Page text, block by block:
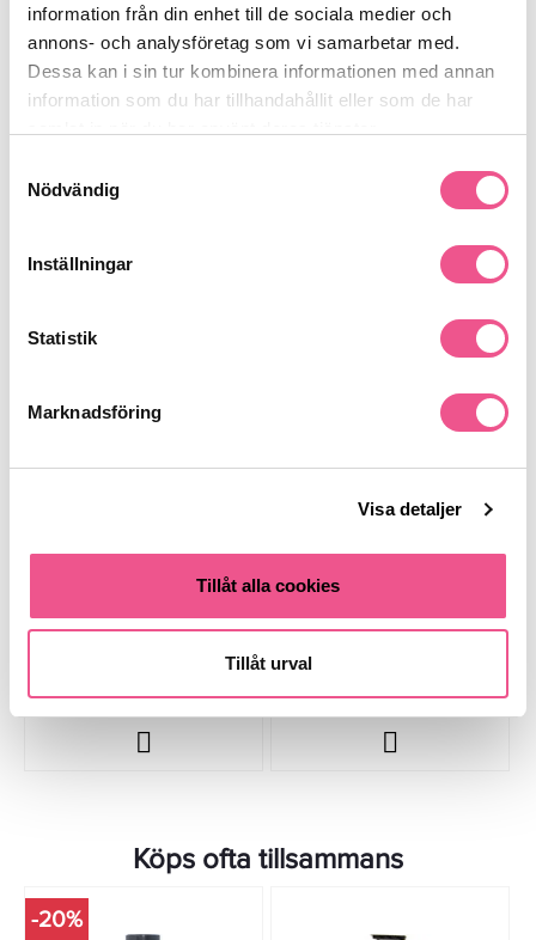
information från din enhet till de sociala medier och
annons- och analysföretag som vi samarbetar med.
Dessa kan i sin tur kombinera informationen med annan
information som du har tillhandahållit eller som de har
Nödvändig
Inställningar
Statistik
Marknadsföring
Visa detaljer
Tillåt alla cookies
Tillåt urval
Recensioner
Finns i:
Precision Lemonade Vibe
109 kr
(Brian) - Beige
132 kr 92,40 kr
Köps ofta tillsammans
-20%